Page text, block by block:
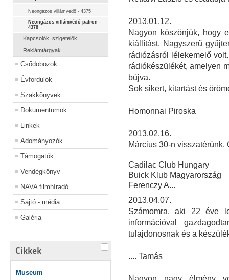
Neongázos villámvédő - 4375
Neongázos villámvédő patron -
4378
Kapcsolók, szigetelők
Reklámtárgyak
Csődobozok
Évfordulók
Szakkönyvek
Dokumentumok
Linkek
Adományozók
Támogatók
Vendégkönyv
NAVA filmhíradó
Sajtó - média
Galéria
Cikkek
Museum
2013.01.12.
Nagyon köszönjük, hogy
kiállítást. Nagyszerű
rádiózásról lélekemelő
rádiókészülékét, amelyen
bújva.
Sok sikert, kitartást és
Homonnai Piroska
2013.02.16.
Március 30-n
Cadilac Club Hungary
Buick Klub Magyarország
Ferenczy A...
2013.04.07.
Számomra, aki 22 éve
információval
tulajdonosnak és a
.... Tamás